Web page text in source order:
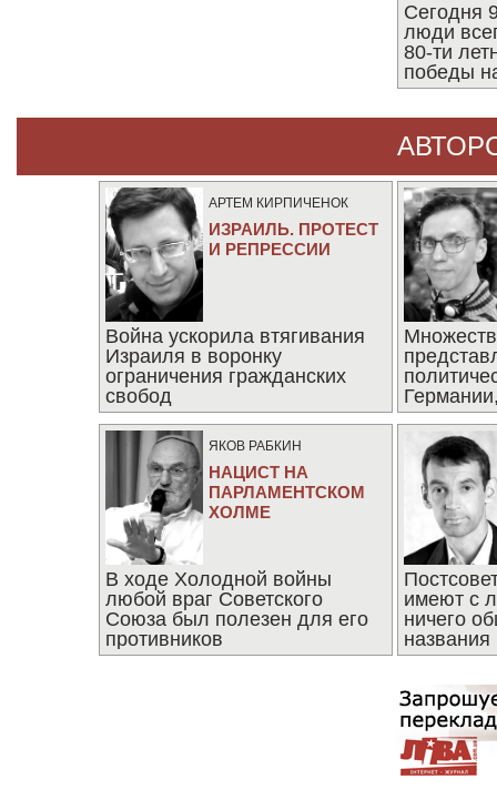
Сегодня
люди
80-ти
победы
АРТЕМ КИРПИЧЕНОК
ИЗРАИЛЬ. ПРОТЕСТ
И РЕПРЕССИИ
Война ускорила втягивания
Израиля в воронку
ограничения гражданских
свобод
ЯКОВ РАБКИН
НАЦИСТ НА
ПАРЛАМЕНТСКОМ
ХОЛМЕ
В ходе Холодной войны
любой враг Советского
Союза был полезен для его
противников
имеют с
ничего
названия